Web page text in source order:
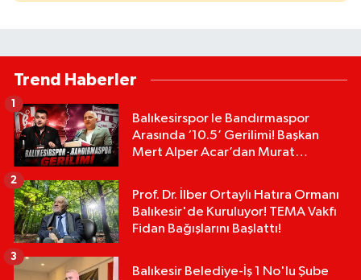
Trend Haberler
Balıkesirspor le Bandırmaspor
Arasında ‘10.5’ Gerilimi! Başkan
Mert Alper Acar’dan Murat
1
Prof. Dr. İlber Ortaylı Hatıra Ormanı
Balıkesir'de Kuruluyor! TEMA Vakfı
Fidan Bağışlarını Başlattı!
2
Balıkesir Belediye-İş 1 No'lu Şube
3